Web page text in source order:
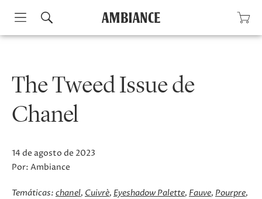
Skip
The Tweed Issue de
Chanel
14 de agosto de 2023
Por: Ambiance
Temáticas: chanel Cuivrè Eyeshadow Palette Fauve Pourpre